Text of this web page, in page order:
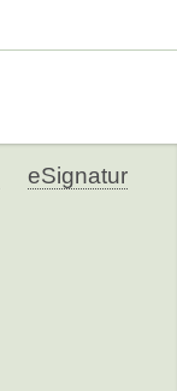
eSignatur